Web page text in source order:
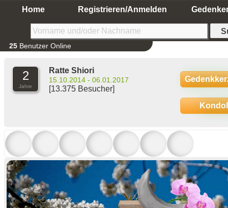
Home Registrieren/Anmelden
25 Benutzer Online
2
Jahre
Ratte Shiori
15.10.2014 - 06.01.2017
[13.375 Besucher]